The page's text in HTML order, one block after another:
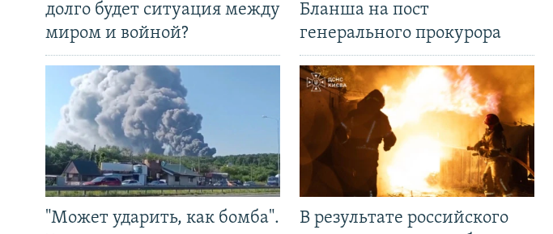
долго будет ситуация между
миром и войной?
"Может ударить, как бомба".
Бланша на пост
генерального прокурора
В результате российского